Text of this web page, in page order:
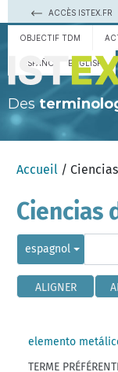
ACCÈS ISTEX.FR
OBJECTIF TDM
ESPAÑOL ENGLISH
Des
Accueil /
Ciencias
espagnol
ALIGNER
elemento
TERME